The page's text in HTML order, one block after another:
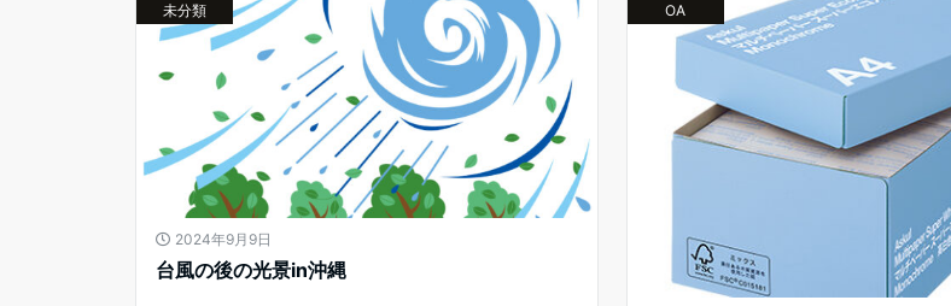
未分類
2024年9月9日
台風の後の光景in沖縄
OA